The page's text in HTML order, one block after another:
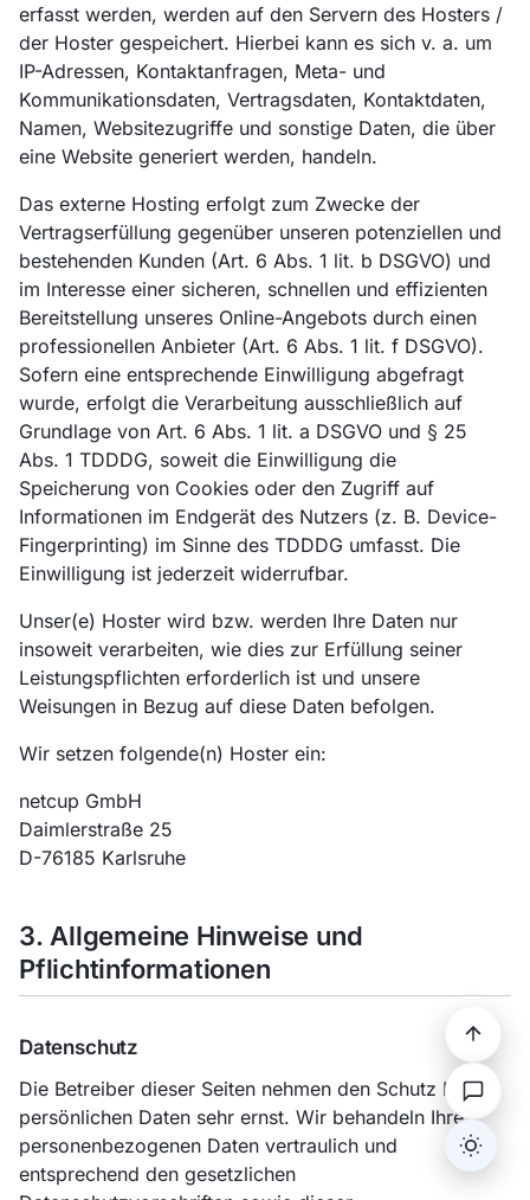
erfasst werden, werden auf den Servern des Hosters /
der Hoster gespeichert. Hierbei kann es sich v. a. um
IP-Adressen, Kontaktanfragen, Meta- und
Kommunikationsdaten, Vertragsdaten, Kontaktdaten,
Namen, Websitezugriffe und sonstige Daten, die über
eine Website generiert werden, handeln.
Das externe Hosting erfolgt zum Zwecke der
Vertragserfüllung gegenüber unseren potenziellen und
bestehenden Kunden (Art. 6 Abs. 1 lit. b DSGVO) und
im Interesse einer sicheren, schnellen und effizienten
Bereitstellung unseres Online-Angebots durch einen
professionellen Anbieter (Art. 6 Abs. 1 lit. f DSGVO).
Sofern eine entsprechende Einwilligung abgefragt
wurde, erfolgt die Verarbeitung ausschließlich auf
Grundlage von Art. 6 Abs. 1 lit. a DSGVO und § 25
Abs. 1 TDDDG, soweit die Einwilligung die
Speicherung von Cookies oder den Zugriff auf
Informationen im Endgerät des Nutzers (z. B. Device-
Fingerprinting) im Sinne des TDDDG umfasst. Die
Einwilligung ist jederzeit widerrufbar.
Unser(e) Hoster wird bzw. werden Ihre Daten nur
insoweit verarbeiten, wie dies zur Erfüllung seiner
Leistungspflichten erforderlich ist und unsere
Weisungen in Bezug auf diese Daten befolgen.
Wir setzen folgende(n) Hoster ein:
netcup GmbH
Daimlerstraße 25
D-76185 Karlsruhe
3. Allgemeine Hinweise und
Pflichtinformationen
Datenschutz
Die Betreiber dieser Seiten nehmen den Schutz Ihrer
persönlichen Daten sehr ernst. Wir behandeln Ihre
personenbezogenen Daten vertraulich und
entsprechend den gesetzlichen
Dark/